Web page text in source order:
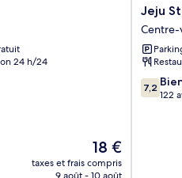
24 h/24
Le
nouveau
prix
18 €
taxes et frais compris
9 août - 10 août
Jeju
Stay
Centre-
ville
de
Jeju
Jeju
Centre-
7.2
sur
7,2
122